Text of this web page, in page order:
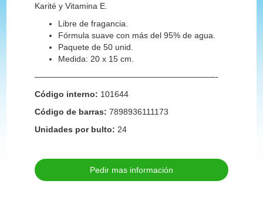
Karité y Vitamina E.
Libre de fragancia.
Fórmula suave con más del 95% de agua.
Paquete de 50 unid.
Medida: 20 x 15 cm.
——————————————————————-
Código interno: 101644
Código de barras: 7898936111173
Unidades por bulto: 24
Pedir mas información